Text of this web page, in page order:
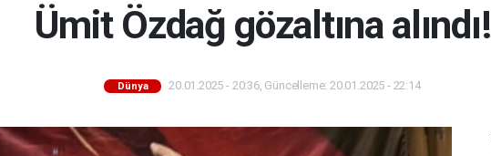
Ümit Özdağ gözaltına alındı!
Dünya 20.01.2025 - 20:36, Güncelleme: 20.01.2025 - 22:14